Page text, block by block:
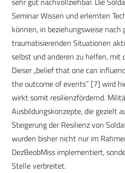
Seminar Wissen und erlernten
können, in beziehungsweise nach
traumatisierenden Situationen
selbst und anderen zu helfen, mit
Dieser „belief that one can
the outcome of events” [7] wird
wirkt somit resilienzfördernd.
Ausbildungskonzepte, die gezielt
Steigerung der Resilienz von
wurden bisher nicht nur im
DezBeobMiss implementiert,
Stelle verbreitet.